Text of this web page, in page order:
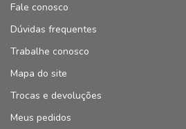
Fale conosco
Dúvidas frequentes
Trabalhe conosco
Mapa do site
Trocas e devoluções
Meus pedidos